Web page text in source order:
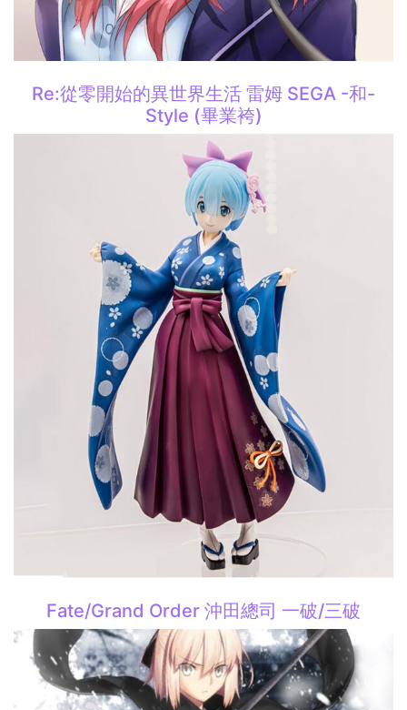
Re:從零開始的異世界生活 雷姆 SEGA -和-
Style (畢業袴)
Fate/Grand Order 沖田總司 一破/三破